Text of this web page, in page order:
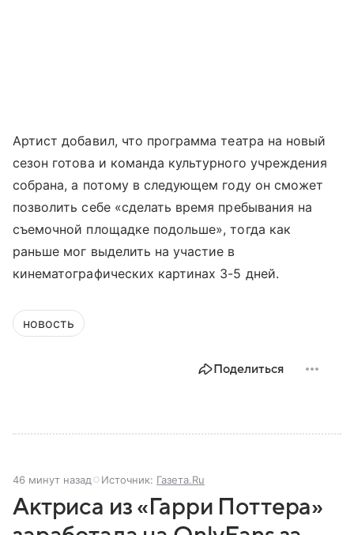
Артист добавил, что программа театра на новый
сезон готова и команда культурного учреждения
собрана, а потому в следующем году он сможет
позволить себе «сделать время пребывания на
съемочной площадке подольше», тогда как
раньше мог выделить на участие в
кинематографических картинах 3-5 дней.
новость
Поделиться
46 минут назад Источник: Газета.Ru
Актриса из «Гарри Поттера»